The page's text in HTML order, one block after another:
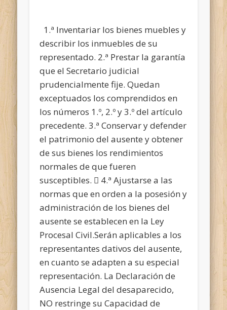
1.ª Inventariar los bienes muebles y
describir los inmuebles de su
representado. 2.ª Prestar la garantía
que el Secretario judicial
prudencialmente fije. Quedan
exceptuados los comprendidos en
los números 1.º, 2.º y 3.º del artículo
precedente. 3.ª Conservar y defender
el patrimonio del ausente y obtener
de sus bienes los rendimientos
normales de que fueren
susceptibles.  4.ª Ajustarse a las
normas que en orden a la posesión y
administración de los bienes del
ausente se establecen en la Ley
Procesal Civil.Serán aplicables a los
representantes dativos del ausente,
en cuanto se adapten a su especial
representación. La Declaración de
Ausencia Legal del desaparecido,
NO restringe su Capacidad de